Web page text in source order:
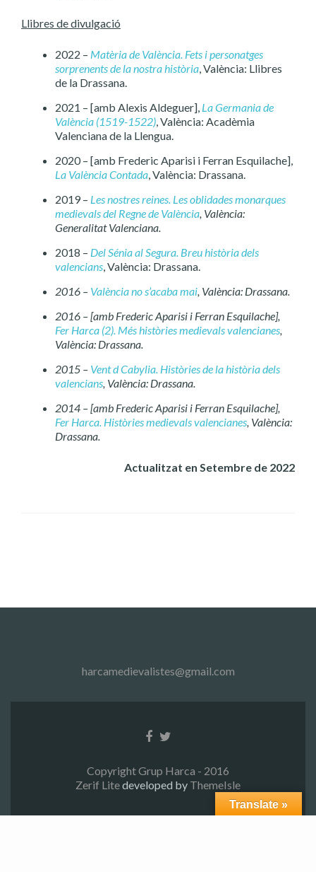
Llibres de divulgació
2022 – Matèria de València. Fets i personatges
sorprenents de la nostra història, València: Llibres
de la Drassana.
2021 – [amb Alexis Aldeguer], La Germania de
València (1519-1522), València: Acadèmia
Valenciana de la Llengua.
2020 – [amb Frederic Aparisi i Ferran Esquilache],
La València Contada, València: Drassana.
2019 – Les nostres reines. Les oblidades monarques
medievals del Regne de València, València:
Generalitat Valenciana.
2018 – Del Sénia al Segura. Breu història dels
valencians, València: Drassana.
2016 – València no s’acaba mai, València: Drassana.
2016 – [amb Frederic Aparisi i Ferran Esquilache],
Fer Harca (2). Més històries medievals valencianes,
València: Drassana.
2015 – Vent d Cabylia. Històries de la història dels
valencians, València: Drassana.
2014 – [amb Frederic Aparisi i Ferran Esquilache],
Fer Harca. Històries medievals valencianes, València:
Drassana.
Actualitzat en Setembre de 2022
harcamedievalistes@gmail.com
Facebook
Twitter
Copyright Grup Harca - 2016
Zerif Litedeveloped by ThemeIsle
Translate »